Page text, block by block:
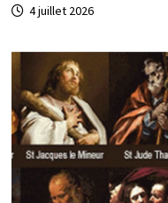
4 juillet 2026